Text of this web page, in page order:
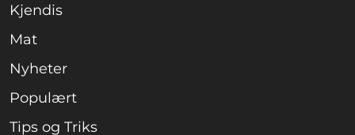
Kjendis
Mat
Nyheter
Populært
Tips og Triks